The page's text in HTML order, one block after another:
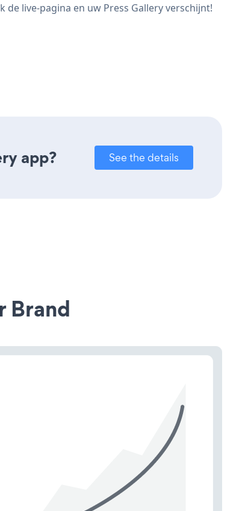
live-pagina en uw Press Gallery verschijnt!
app? See the details
Brand